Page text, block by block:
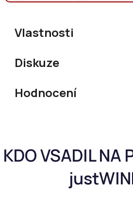
Vlastnosti
Diskuze
Hodnocení